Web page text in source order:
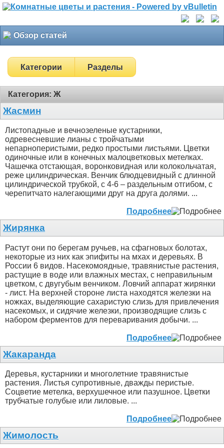
Обзор статей
Категории Разделы
Категория: Ж
Жасмин
Листопадные и вечнозеленые кустарники,
одревесневшие лианы с тройчатыми
непарноперистыми, редко простыми листьями. Цветки
одиночные или в конечных малоцветковых метелках.
Чашечка отстающая, воронковидная или колокольчатая,
реже цилиндрическая. Венчик блюдцевидный с длинной
цилиндрической трубкой, с 4-6 – раздельным отгибом, с
черепитчато налегающими друг на друга долями. ...
Подробнее
Жирянка
Растут они по берегам ручьев, на сфагновых болотах,
некоторые из них как эпифиты на мхах и деревьях. В
России 6 видов. Насекомоядные, травянистые растения,
растущие в воде или влажных местах, с неправильным
цветком, с двугубым венчиком. Ловчий аппарат жирянки
- лист. На верхней стороне листа находятся железки на
ножках, выделяющие сахаристую слизь для привлечения
насекомых, и сидячие железки, производящие слизь с
набором ферментов для переваривания добычи. ...
Подробнее
Жакаранда
Деревья, кустарники и многолетние травянистые
растения. Листья супротивные, дважды перистые.
Соцветие метелка, верхушечное или пазушное. Цветки
трубчатые голубые или лиловые. ...
Подробнее
Жимолость